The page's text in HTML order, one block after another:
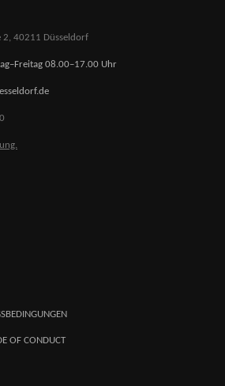
2, 40211 Düsseldorf
08.00–17.00 Uhr
OF CONDUCT